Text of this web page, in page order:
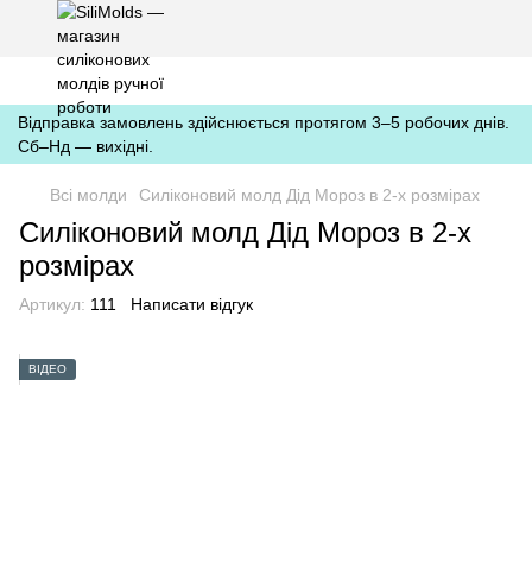
https://silimolds.com.ua//.well-known/apple-developer-merchantid-
domain-association
Відправка замовлень здійснюється протягом 3–5 робочих днів.
Сб–Нд — вихідні.
Всі молди Силіконовий молд Дід Мороз в 2-х розмірах
Силіконовий молд Дід Мороз в 2-х
розмірах
Артикул: 111 Написати відгук
ВІДЕО